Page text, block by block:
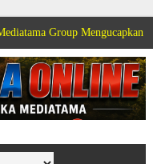
Mengucapkan Selamat